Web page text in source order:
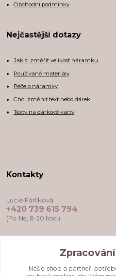
Obchodní podmínky
Nejčastější dotazy
Jak si změřit velikost náramku
Používané materiály
Péče o náramky
Chci změnit text nebo dárek
Texty na dárkové karty
Kontakty
Lucie Fárlíková
+420 739 615 794
(Po-Ne, 8-20 hod.)
Náš e-shop a partneři